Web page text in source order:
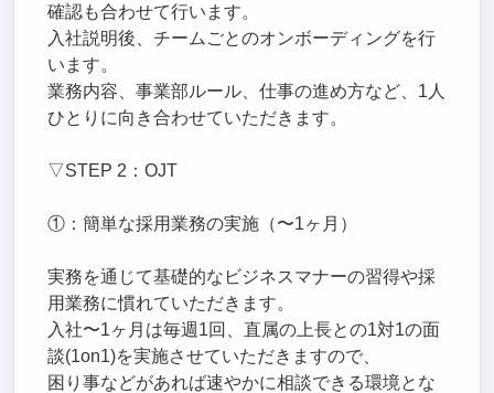
確認も合わせて行います。
入社説明後、チームごとのオンボーディングを行
います。
業務内容、事業部ルール、仕事の進め方など、1人
ひとりに向き合わせていただきます。
▽STEP 2：OJT
①：簡単な採用業務の実施（〜1ヶ月）
実務を通じて基礎的なビジネスマナーの習得や採
用業務に慣れていただきます。
入社〜1ヶ月は毎週1回、直属の上長との1対1の面
談(1on1)を実施させていただきますので、
困り事などがあれば速やかに相談できる環境とな